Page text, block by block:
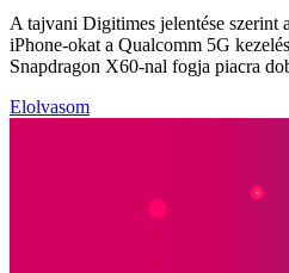
A tajvani Digitimes jelentése szerint
iPhone-okat a Qualcomm 5G
Snapdragon X60-nal fogja piacra
Elolvasom